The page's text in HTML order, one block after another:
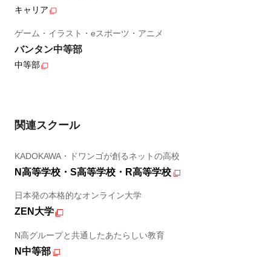
キャリア
ゲーム・イラスト・eスポーツ・アニメ
バンタン中等部
中等部
関連スクール
KADOKAWA・ドワンゴが創るネットの高校
N高等学校・S高等学校・R高等学校
日本発の本格的なオンライン大学
ZEN大学
N高グループと共通したあたらしい教育
N中等部